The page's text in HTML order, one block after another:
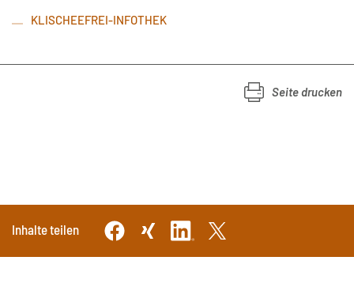
KLISCHEEFREI-INFOTHEK
Seite drucken
Inhalte teilen